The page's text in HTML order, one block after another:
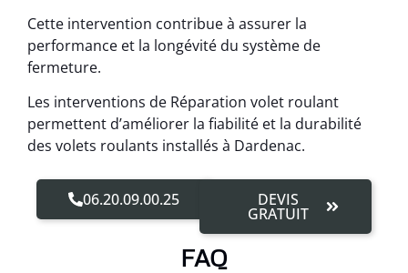
Cette intervention contribue à assurer la
performance et la longévité du système de
fermeture.
Les interventions de Réparation volet roulant
permettent d’améliorer la fiabilité et la durabilité
des volets roulants installés à Dardenac.
06.20.09.00.25 DEVIS
GRATUIT
FAQ